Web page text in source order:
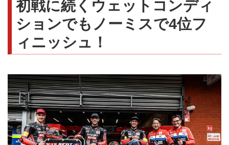
初戦に続くウェットコンディ
ションでもノーミスで4位フ
ィニッシュ！